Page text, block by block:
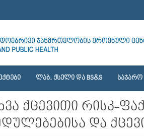
ᲚᲐᲑ. ᲥᲡᲔᲚᲘ ᲓᲐ BS&S
ქცევითი რისკ-
და